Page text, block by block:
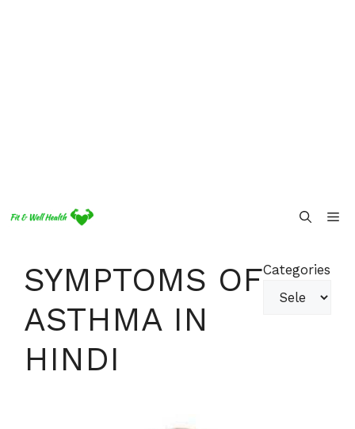
SYMPTOMS OF
ASTHMA IN
HINDI
Categories